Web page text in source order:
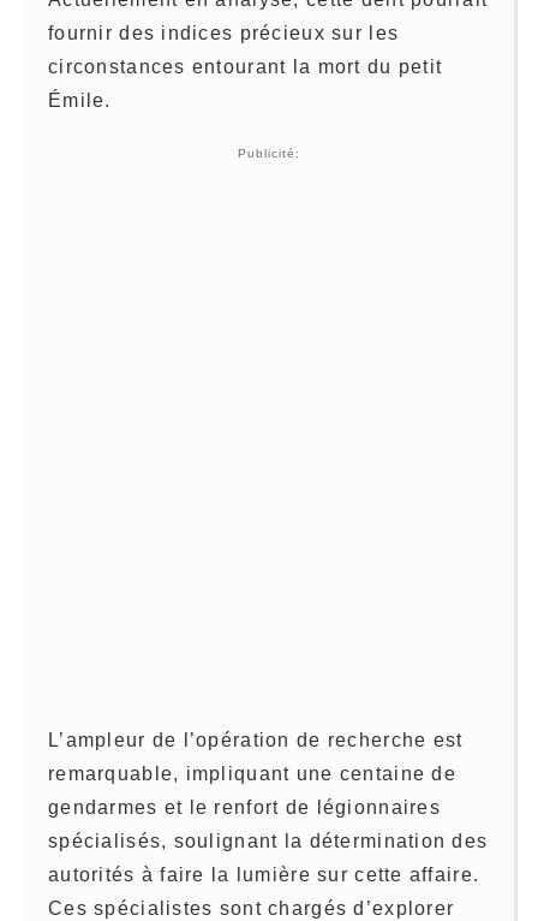
fournir des indices précieux sur les
circonstances entourant la mort du petit
Émile.
Publicité:
L’ampleur de l’opération de recherche est
remarquable, impliquant une centaine de
gendarmes et le renfort de légionnaires
spécialisés, soulignant la détermination des
autorités à faire la lumière sur cette affaire.
Ces spécialistes sont chargés d’explorer